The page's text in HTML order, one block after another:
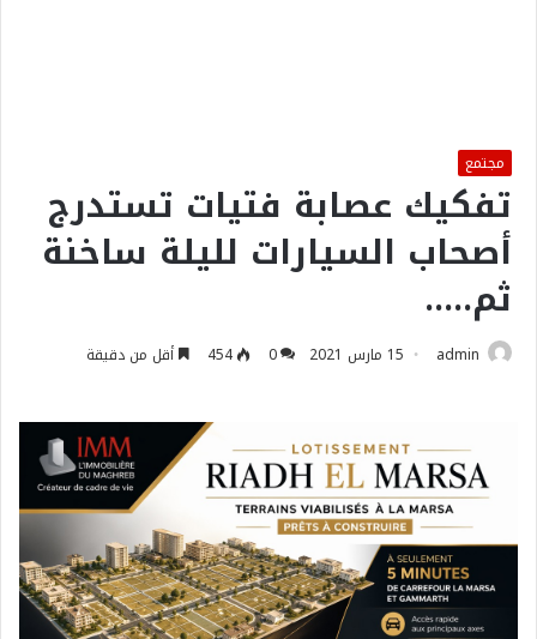
مجتمع
تفكيك عصابة فتيات تستدرج
أصحاب السيارات لليلة ساخنة
ثم…..
admin 15 مارس 2021 0
454 أقل من دقيقة